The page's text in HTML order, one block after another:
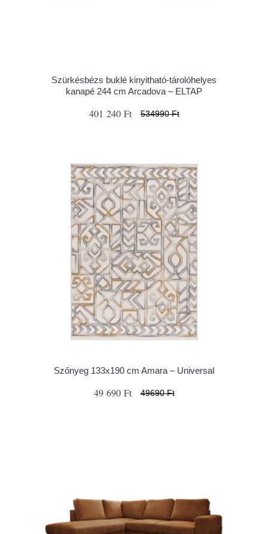
Szürkésbézs buklé kinyitható-tárolóhelyes
kanapé 244 cm Arcadova – ELTAP
401 240 Ft 534990 Ft
Szőnyeg 133x190 cm Amara – Universal
49 690 Ft 49690 Ft